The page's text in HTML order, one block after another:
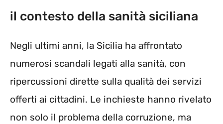
il contesto della sanità siciliana
Negli ultimi anni, la Sicilia ha affrontato
numerosi scandali legati alla sanità, con
ripercussioni dirette sulla qualità dei servizi
offerti ai cittadini. Le inchieste hanno rivelato
non solo il problema della corruzione, ma